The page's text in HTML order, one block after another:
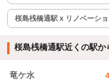
桜島桟橋通駅 x リノベーシ
桜島桟橋通駅近くの駅か
竜ケ水 4